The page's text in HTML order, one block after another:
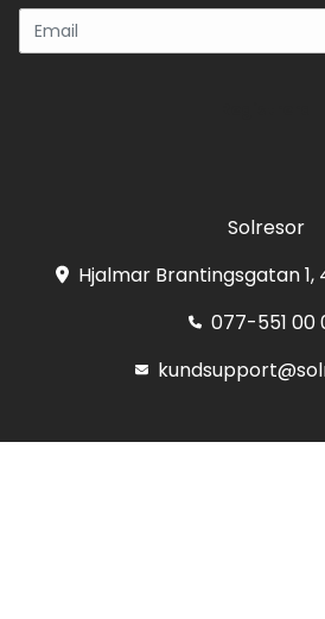
Solresor
Hjalmar Brantingsgatan 1,
077-551 00